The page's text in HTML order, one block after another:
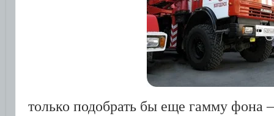
только подобрать бы еще гамму фона